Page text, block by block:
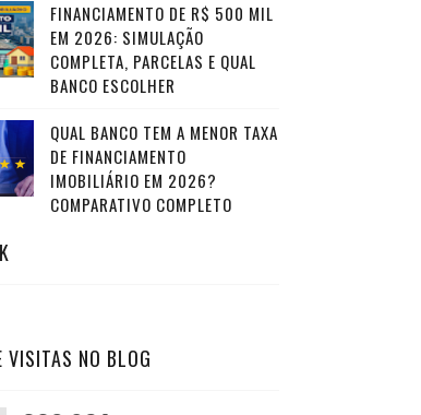
FINANCIAMENTO DE R$ 500 MIL
EM 2026: SIMULAÇÃO
COMPLETA, PARCELAS E QUAL
BANCO ESCOLHER
QUAL BANCO TEM A MENOR TAXA
DE FINANCIAMENTO
IMOBILIÁRIO EM 2026?
COMPARATIVO COMPLETO
VISITAS NO BLOG